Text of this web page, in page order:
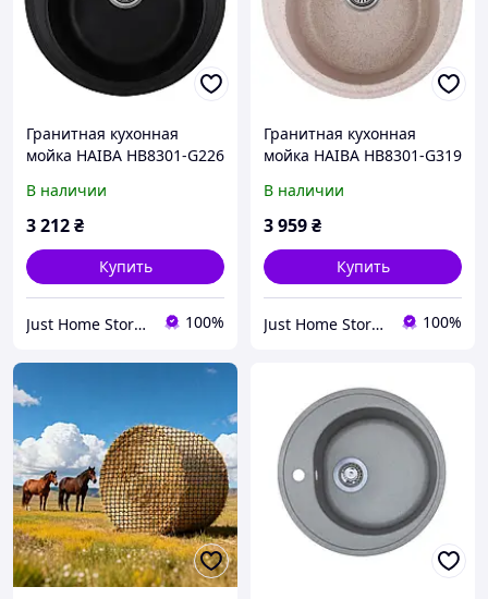
Гранитная кухонная
мойка HAIBA HB8301-G226
В наличии
3 212₴
Купить
Just Home Store - даруємо затишок Вашому дому! jhs.com.ua 100%
Гранитная кухонная
мойка HAIBA HB8301-G319
(HB0973)
В наличии
3 959₴
Купить
Just Home Store - даруємо затишок Вашому дому! jhs.com.ua 100%